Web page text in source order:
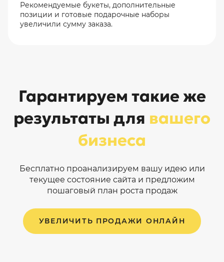
Рекомендуемые букеты, дополнительные
позиции и готовые подарочные наборы
увеличили сумму заказа.
Гарантируем такие же
результаты для вашего
бизнеса
Бесплатно проанализируем вашу идею или
текущее состояние сайта и предложим
пошаговый план роста продаж
УВЕЛИЧИТЬ ПРОДАЖИ ОНЛАЙН